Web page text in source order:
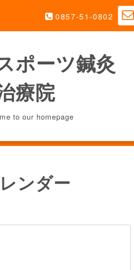
0857-51-0802
ポーツ鍼灸
療院
to our homepage
ンダー